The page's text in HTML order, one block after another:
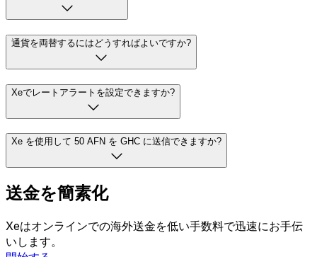
通貨を両替するにはどうすればよいですか?
Xeでレートアラートを設定できますか?
Xe を使用して 50 AFN を GHC に送信できますか?
送金を簡素化
Xeはオンラインでの海外送金を低い手数料で迅速にお手伝
いします。